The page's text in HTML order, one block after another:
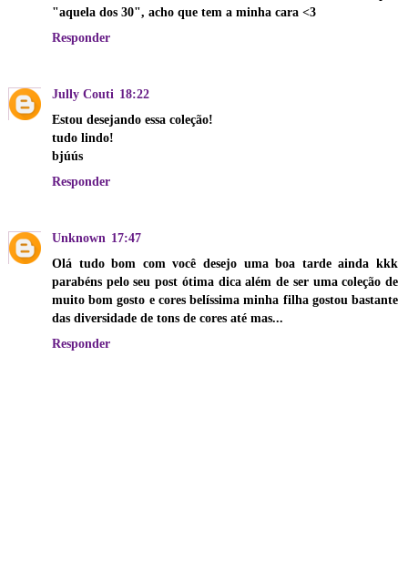
"aquela dos 30", acho que tem a minha cara <3
Responder
Jully Couti 18:22
Estou desejando essa coleção!
tudo lindo!
bjúús
Responder
Unknown 17:47
Olá tudo bom com você desejo uma boa tarde ainda kkk
parabéns pelo seu post ótima dica além de ser uma coleção de
muito bom gosto e cores belíssima minha filha gostou bastante
das diversidade de tons de cores até mas...
Responder